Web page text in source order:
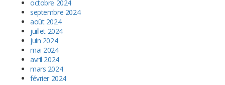
octobre 2024
septembre 2024
août 2024
juillet 2024
juin 2024
mai 2024
avril 2024
mars 2024
février 2024